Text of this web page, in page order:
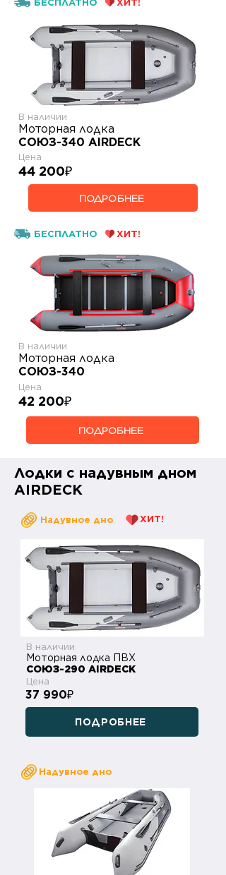
БЕСПЛАТНО ХИТ!
В наличии
Моторная лодка
СОЮЗ-340 AIRDECK
Цена
44 200₽
ПОДРОБНЕЕ
Моторная лодка
СОЮЗ-340
В наличии
Цена
42 200₽
ПОДРОБНЕЕ
БЕСПЛАТНО ХИТ!
Лодки с надувным дном
AIRDECK
Надувное дно ХИТ!
В наличии
Моторная лодка ПВХ
СОЮЗ-290 AIRDECK
Цена
37 990₽
ПОДРОБНЕЕ
Надувное дно